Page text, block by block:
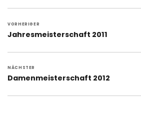
VORHERIGER
Vorheriger
Jahresmeisterschaft 2011
NÄCHSTER
Nächster
Damenmeisterschaft 2012